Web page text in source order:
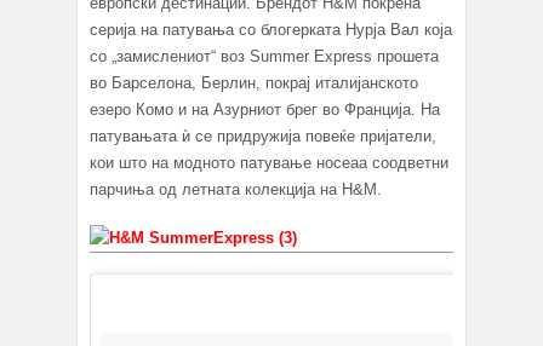
серија на патувања со блогерката Нурја Вал која
со „замислениот“ воз Summer Express прошета
во Барселона, Берлин, покрај италијанското
езеро Комо и на Азурниот брег во Франција. На
патувањата ѝ се придружија повеќе пријатели,
кои што на модното патување носеаа соодветни
парчиња од летната колекција на H&M.